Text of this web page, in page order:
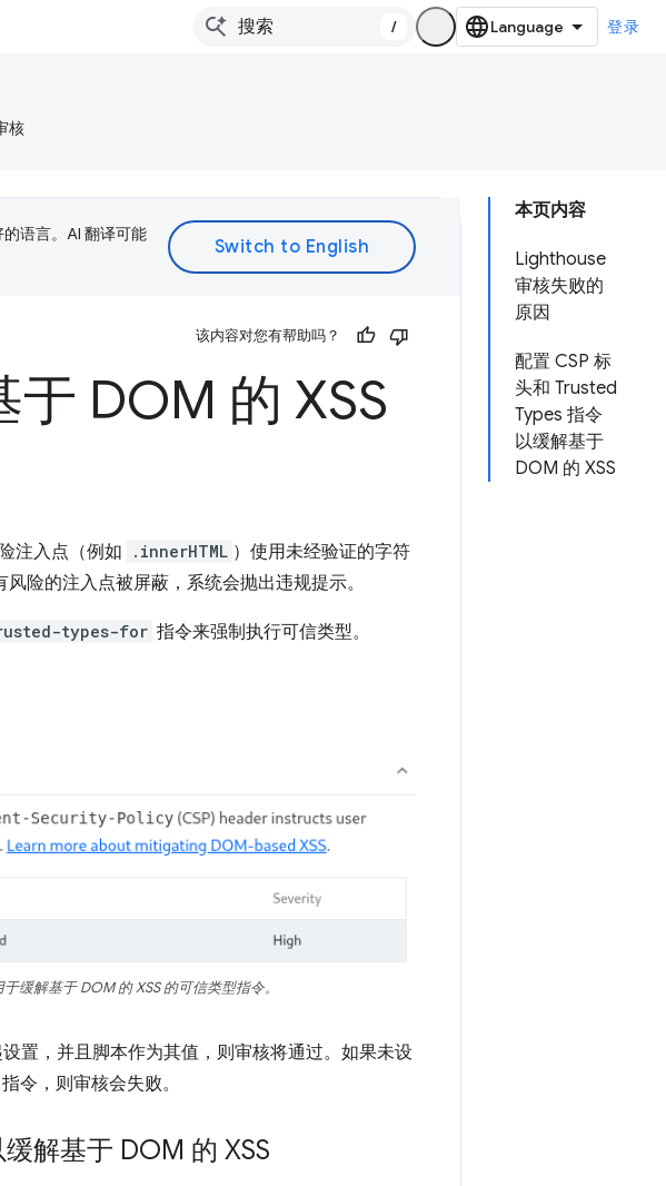
/ 登录
核
本页内容
Lighthouse
审核失败的
原因
配置 CSP 标
头和 Trusted
Types 指令
以缓解基于
DOM 的 XSS
语言。AI 翻译可能
该内容对您有帮助吗？
DOM 的 XSS
注入点（例如 .innerHTML ）使用未经验证的字符
风险的注入点被屏蔽，系统会抛出违规提示。
types-for 指令来强制执行可信类型。
缓解基于 DOM 的 XSS 的可信类型指令。
置，并且脚本作为其值，则审核将通过。如果未设
令，则审核会失败。
解基于 DOM 的 XSS